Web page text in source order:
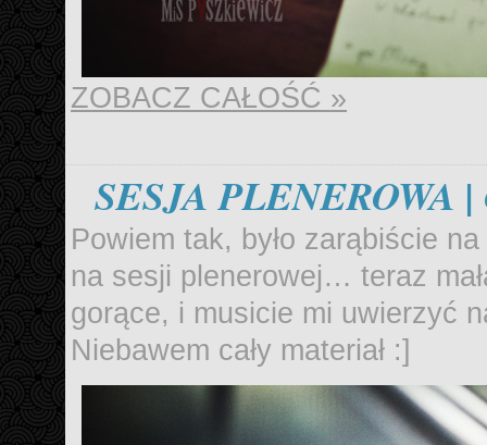
ZOBACZ CAŁOŚĆ »
SESJA
Powiem tak, było zarąbiście
na sesji plenerowej… teraz
gorące, i musicie mi uwierzyć
Niebawem cały materiał :]